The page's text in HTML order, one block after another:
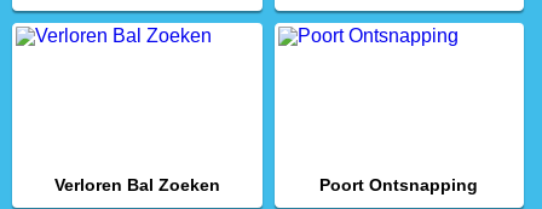
Verloren Bal Zoeken Poort Ontsnapping